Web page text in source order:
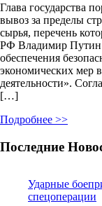
Глава государства
вывоз за пределы
сырья, перечень
РФ Владимир Путин
обеспечения
экономических мер
деятельности».
[…]
Подробнее >>
Последние
Ударные
спецоперации